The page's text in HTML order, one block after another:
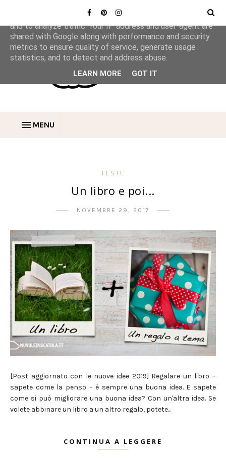
MENU
FESTE
Un libro e poi...
NOVEMBRE 29, 2017
[Post aggiornato con le nuove idee 2019] Regalare un libro –
sapete come la penso – è sempre una buona idea. E sapete
come si può migliorare una buona idea? Con un'altra idea. Se
volete abbinare un libro a un altro regalo, potete...
CONTINUA A LEGGERE
This site uses cookies from Google to deliver its services
and to analyze traffic. Your IP address and user-agent are
shared with Google along with performance and security
metrics to ensure quality of service, generate usage
statistics, and to detect and address abuse.
LEARN MORE GOT IT